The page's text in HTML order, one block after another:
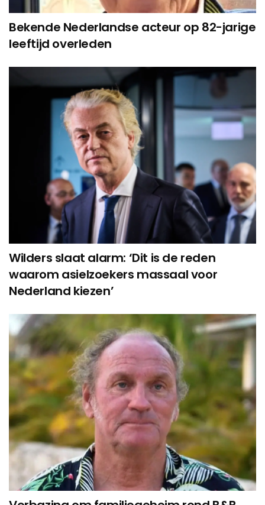
Bekende Nederlandse acteur op 82-jarige
leeftijd overleden
Wilders slaat alarm: ‘Dit is de reden
waarom asielzoekers massaal voor
Nederland kiezen’